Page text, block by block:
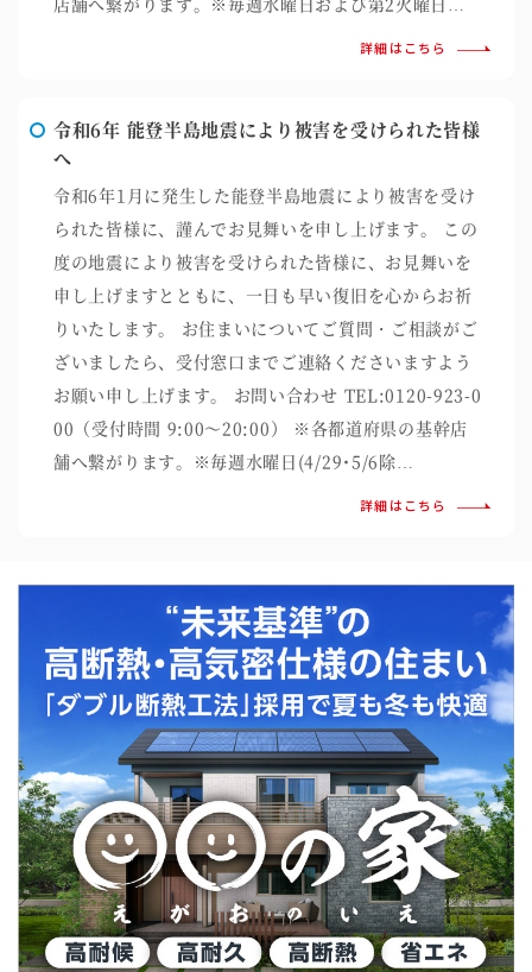
詳細はこちら
令和6年 能登半島地震により被害を受けられた皆様
へ
令和6年1月に発生した能登半島地震により被害を受け
られた皆様に、謹んでお見舞いを申し上げます。 この
度の地震により被害を受けられた皆様に、お見舞いを
申し上げますとともに、一日も早い復旧を心からお祈
りいたします。 お住まいについてご質問・ご相談がご
ざいましたら、受付窓口までご連絡くださいますよう
お願い申し上げます。 お問い合わせ TEL:0120-923-0
00（受付時間 9:00～20:00） ※各都道府県の基幹店
舗へ繋がります。※毎週水曜日(4/29･5/6除…
詳細はこちら